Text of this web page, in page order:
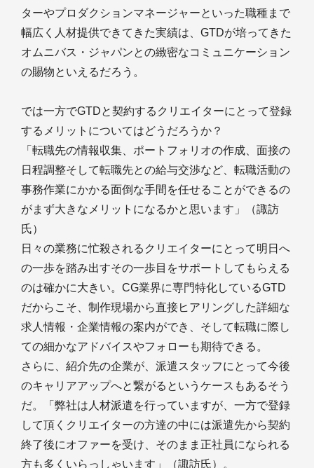
ターやプロダクションマネージャーといった職種まで
幅広く人材提供できてきた実績は、GTDが培ってきた
オムニバス・ジャパンとの緻密なコミュニケーション
の賜物といえるだろう。
では一方でGTDと契約するクリエイターにとって登録
するメリットについてはどうだろうか？
「転職先の情報収集、ポートフォリオの作成、面接の
日程調整そして転職先との給与交渉など、転職活動の
事務作業にかかる面倒な手間を任せることができるの
がまず大きなメリットになるかと思います」（諏訪
氏）
日々の業務に忙殺されるクリエイターにとって明日へ
の一歩を踏み出すその一歩目をサポートしてもらえる
のは確かに大きい。CG業界に専門特化しているGTD
だからこそ、制作現場から直接ヒアリングした詳細な
求人情報・企業情報の案内ができ、そして転職に際し
ての細かなアドバイスやフォローも期待できる。
さらに、紹介先の企業が、派遣スタッフにとって今後
のキャリアアップへと繋がるというケースもあるそう
だ。「弊社は人材派遣を行っていますが、一方で登録
して頂くクリエイターの方達の中には派遣先から契約
終了後にオファーを受け、そのまま正社員になられる
方も多くいらっしゃいます」（諏訪氏）。